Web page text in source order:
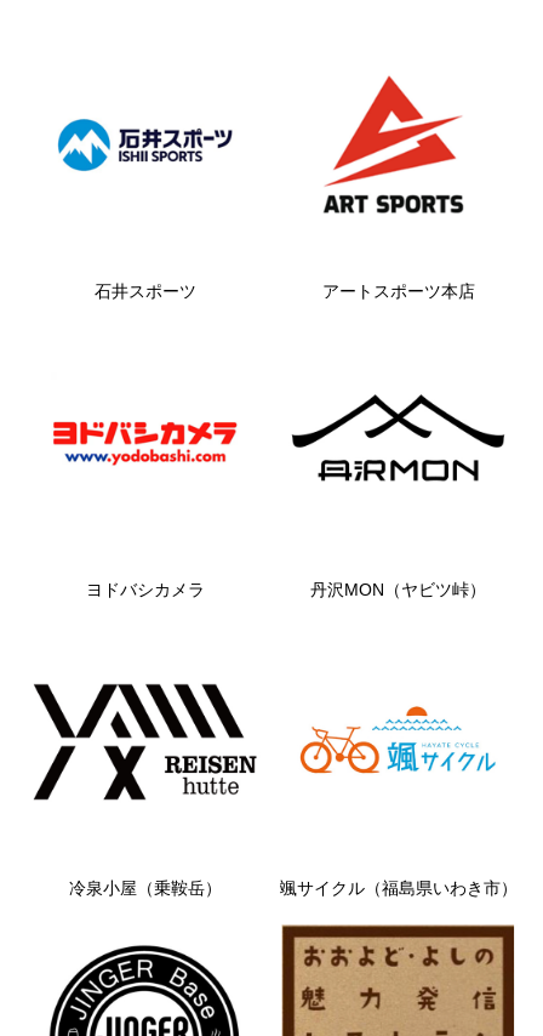
石井スポーツ アートスポーツ本店
ヨドバシカメラ 丹沢MON（ヤビツ峠）
冷泉小屋（乗鞍岳） 颯サイクル（福島県いわき市）